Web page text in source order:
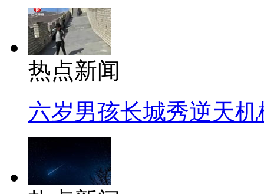
热点新闻
六岁男孩长城秀逆天机